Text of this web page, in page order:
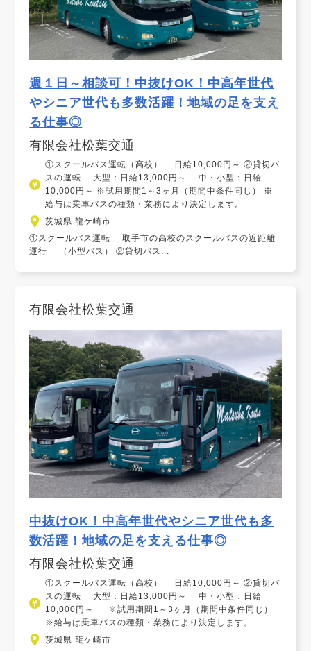
週１日～相談可！中抜けOK！中高年世代
やシニア世代も多数活躍！地域の足を支え
る仕事◎
有限会社松葉交通
①スクールバス運転（高校） 日給10,000円～ ②貸切バ
スの運転 大型：日給13,000円～ 中・小型：日給
10,000円～ ※試用期間1～3ヶ月（期間中条件同じ） ※
給与は乗車バスの種類・業務により決定します。
茨城県 龍ケ崎市
①スクールバス運転 取手市の高校のスクールバスの近距離
運行 （小型バス） ②貸切バス...
有限会社松葉交通
中抜けOK！中高年世代やシニア世代も多
数活躍！地域の足を支える仕事◎
有限会社松葉交通
①スクールバス運転（高校） 日給10,000円～ ②貸切バ
スの運転 大型：日給13,000円～ 中・小型：日給
10,000円～ ※試用期間1～3ヶ月（期間中条件同じ）
※給与は乗車バスの種類・業務により決定します。
茨城県 龍ケ崎市